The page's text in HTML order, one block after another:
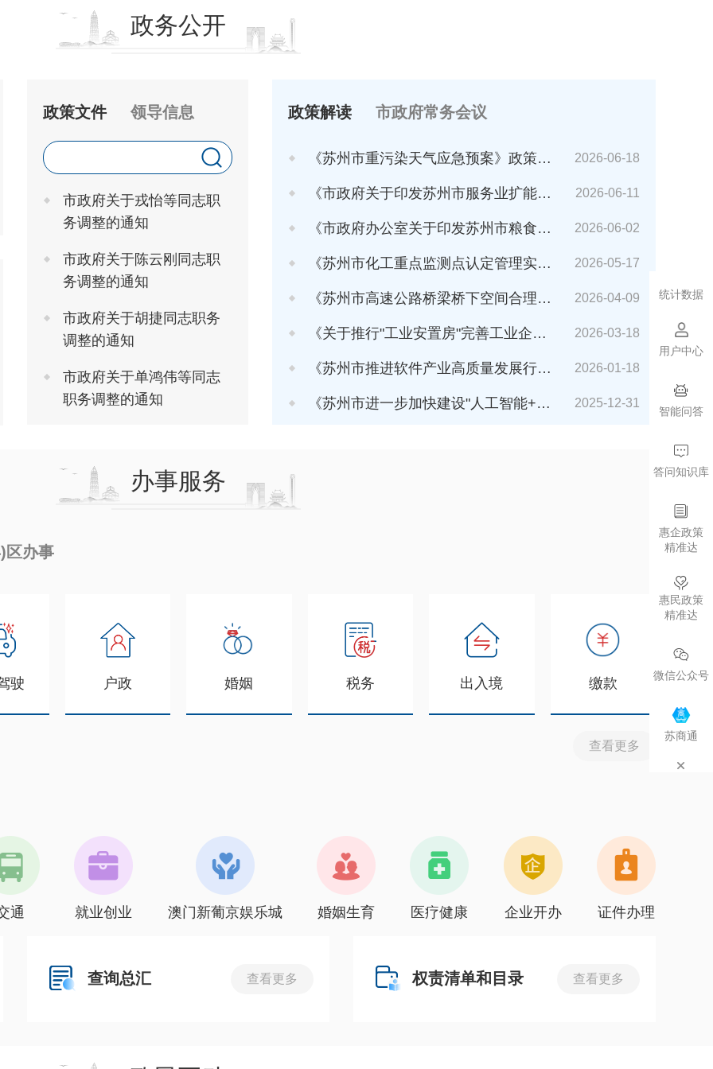
政务公开
政策文件 领导信息
市政府关于戎怡等同志职
务调整的通知
市政府关于陈云刚同志职
务调整的通知
市政府关于胡捷同志职务
调整的通知
市政府关于单鸿伟等同志
职务调整的通知
政策解读 市政府常务会议
《苏州市重污染天气应急预案》政策解读 2026-06-18
《市政府关于印发苏州市服务业扩能提质行动方案(2026～2030年)的通知》解读 2026-06-11
《市政府办公室关于印发苏州市粮食应急预案的通知》解读 2026-06-02
《苏州市化工重点监测点认定管理实施细则》解读 2026-05-17
《苏州市高速公路桥梁桥下空间合理利用管理办法》解读 2026-04-09
《关于推行"工业安置房"完善工业企业搬迁安置的指导意见（试行）》解读 2026-03-18
《苏州市推进软件产业高质量发展行动计划（2026-2027年）》解读 2026-01-18
《苏州市进一步加快建设"人工智能+"城市的若干措施（2026年版）》解读 2025-12-31
办事服务
区办事
驶 户政 婚姻 税务 出入境 缴款
查看更多
通 就业创业 澳门新葡京娱乐城 婚姻生育 医疗健康 企业开办 证件办理
查询总汇 查看更多 权责清单和目录 查看更多
统计数据
用户中心
智能问答
答问知识库
惠企政策
精准达
惠民政策
精准达
微信公众号
苏商通